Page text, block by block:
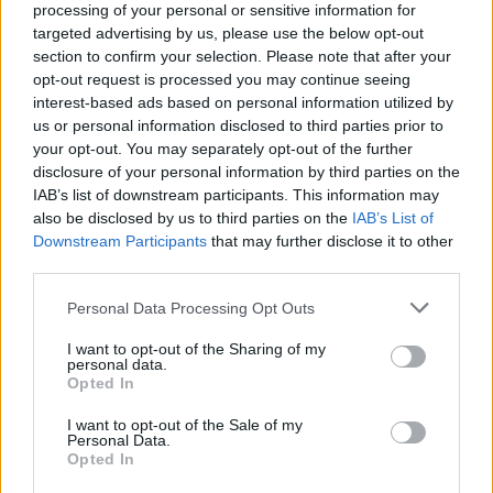
processing of your personal or sensitive information for
targeted advertising by us, please use the below opt-out
section to confirm your selection. Please note that after your
opt-out request is processed you may continue seeing
interest-based ads based on personal information utilized by
us or personal information disclosed to third parties prior to
your opt-out. You may separately opt-out of the further
disclosure of your personal information by third parties on the
IAB’s list of downstream participants. This information may
also be disclosed by us to third parties on the IAB’s List of
Downstream Participants that may further disclose it to other
Please note that this website/app uses one or more Google
not limited to your visit or usage behaviour. You may click to
grant or deny consent to Google and its third-party tags to
use your data for below specified purposes in below Google
consent section.
Personal Data Processing Opt Outs
I want to opt-out of the Sharing of my
personal data.
Opted In
I want to opt-out of the Sale of my
Personal Data.
Opted In
Εντέλει με την παραίτηση του ενός εκ των τριών
διορισμένων δικηγόρων, διόρισε δικηγόρο της
επιλογής του με την ταυτόχρονη εικονική
Πενταμελούς Εφετείου Κακουργημάτων ήταν 17
φορές ισόβια για τα ίδια εγκλήματα.
Μετά την απόφαση του εφετείου, κατέθεσε